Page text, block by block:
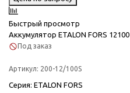
Быстрый просмотр
Аккумулятор ETALON FORS 12100
Под заказ
Артикул: 200-12/100S
Серия: ETALON FORS